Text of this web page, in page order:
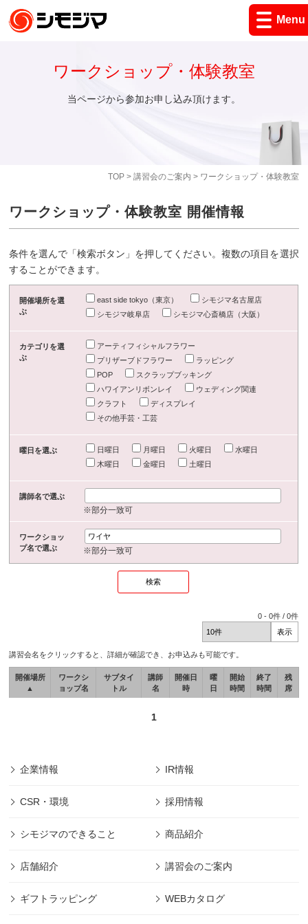
Menu
TOP> 講習会のご案内 > ワークショップ・体験教室
ワークショップ・体験教室
当ページから参加お申し込み頂けます。
ワークショップ・体験教室 開催情報
条件を選んで「検索ボタン」を押してください。複数の項目を選択
することができます。
開催場所を選
ぶ
east side tokyo（東京）
シモジマ名古屋店
シモジマ岐阜店
シモジマ心斎橋店（大阪）
カテゴリを選
ぶ
アーティフィシャルフラワー
プリザーブドフラワー
ラッピング
POP
スクラップブッキング
ハワイアンリボンレイ
ウェディング関連
クラフト
ディスプレイ
その他手芸・工芸
曜日を選ぶ 日曜日 月曜日 火曜日
水曜日
木曜日
金曜日 土曜日
講師名で選ぶ
※部分一致可
ワークショッ
プ名で選ぶ
※部分一致可
0 -0件 /0件
講習会名をクリックすると、詳細が確認でき、お申込みも可能です。
開催場所
▲
ワークシ
ョップ名
サブタイ
トル
講師
名
開催日
時
曜
日
開始
時間
終了
時間
残
席
1
企業情報 IR情報
CSR・環境 採用情報
シモジマのできること 商品紹介
店舗紹介 講習会のご案内
ギフトラッピング WEBカタログ